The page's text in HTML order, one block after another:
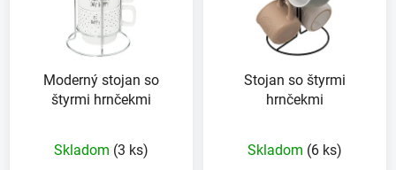
Moderný stojan so
štyrmi hrnčekmi
Skladom (3 ks)
Stojan so štyrmi
hrnčekmi
Skladom (6 ks)